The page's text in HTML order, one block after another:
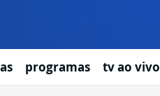
programas tv ao vivo